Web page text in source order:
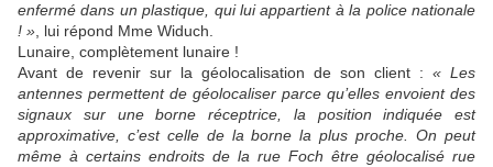
enfermé dans un plastique, qui lui appartient à la police nationale
! » , lui répond Mme Widuch.
Lunaire, complètement lunaire !
Avant de revenir sur la géolocalisation de son client : « Les
antennes permettent de géolocaliser parce qu’elles envoient des
signaux sur une borne réceptrice, la position indiquée est
approximative, c’est celle de la borne la plus proche. On peut
même à certains endroits de la rue Foch être géolocalisé rue